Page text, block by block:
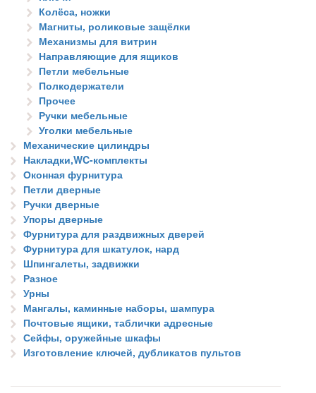
Колёса, ножки
Магниты, роликовые защёлки
Механизмы для витрин
Направляющие для ящиков
Петли мебельные
Полкодержатели
Прочее
Ручки мебельные
Уголки мебельные
Механические цилиндры
Накладки,WC-комплекты
Оконная фурнитура
Петли дверные
Ручки дверные
Упоры дверные
Фурнитура для раздвижных дверей
Фурнитура для шкатулок, нард
Шпингалеты, задвижки
Разное
Урны
Мангалы, каминные наборы, шампура
Почтовые ящики, таблички адресные
Сейфы, оружейные шкафы
Изготовление ключей, дубликатов пультов